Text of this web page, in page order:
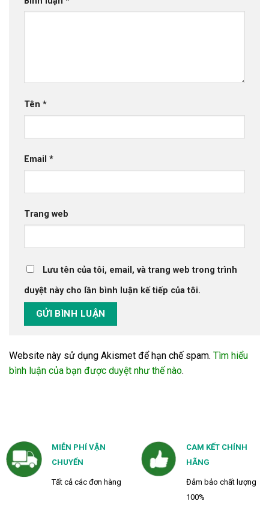
Tên *
Email *
Trang web
Lưu tên của tôi, email, và trang web trong trình
duyệt này cho lần bình luận kế tiếp của tôi.
Website này sử dụng Akismet để hạn chế spam. Tìm hiểu
bình luận của bạn được duyệt như thế nào.
MIỄN PHÍ VẬN
CHUYỂN
Tất cả các đơn hàng
CAM KẾT CHÍNH
HÃNG
Đảm bảo chất lượng
100%